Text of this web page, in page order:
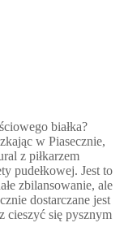
białka?
w Piasecznie,
z piłkarzem
pudełkowej. Jest to
zbilansowanie, ale
dostarczane jest
cieszyć się pysznym